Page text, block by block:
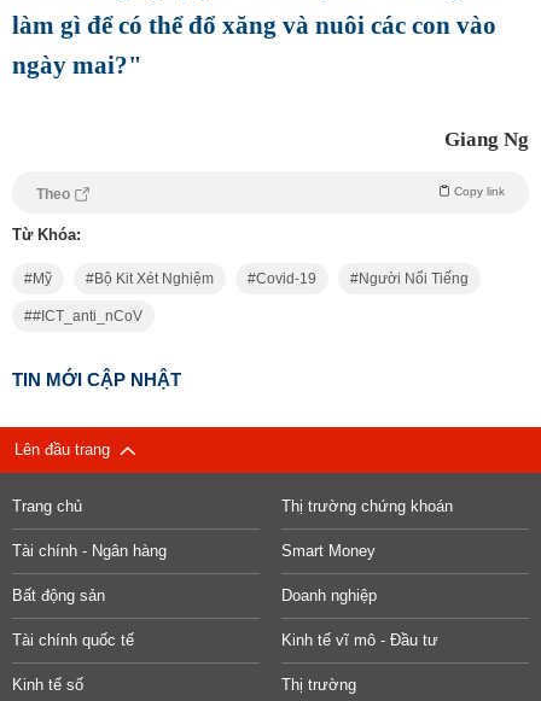
làm gì để có thể đổ xăng và nuôi các con vào
ngày mai?"
Giang Ng
Theo Copy link
Từ Khóa:
Mỹ Bộ Kit Xét Nghiệm Covid-19 Người Nổi Tiếng
#ICT_anti_nCoV
TIN MỚI CẬP NHẬT
Lên đầu trang
Trang chủ Thị trường chứng khoán
Tài chính - Ngân hàng Smart Money
Bất động sản Doanh nghiệp
Tài chính quốc tế Kinh tế vĩ mô - Đầu tư
Kinh tế số Thị trường